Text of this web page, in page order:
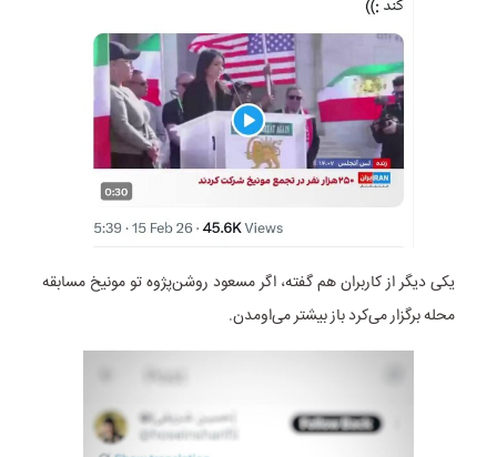
یکی دیگر از کاربران هم گفته، اگر مسعود روشن‌پژوه تو مونیخ مسابقه
محله برگزار می‌کرد باز بیشتر می‌اومدن.